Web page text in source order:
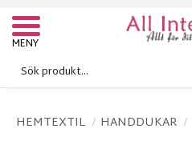
Meny
HEMTEXTIL HANDDUKAR